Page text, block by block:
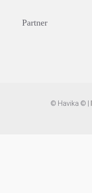
Partner
© Havika © |